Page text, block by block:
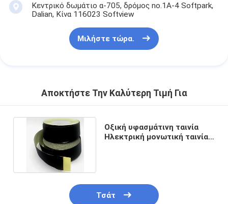
Κεντρικό δωμάτιο α-705, δρόμος no.1A-4 Softpark,
Dalian, Κίνα 116023 Softview
Μιλήστε τώρα.
Αποκτήστε Την Καλύτερη Τιμή Για
Οξική υφασμάτινη ταινία
Ηλεκτρική μονωτική ταινία
Τσάτ